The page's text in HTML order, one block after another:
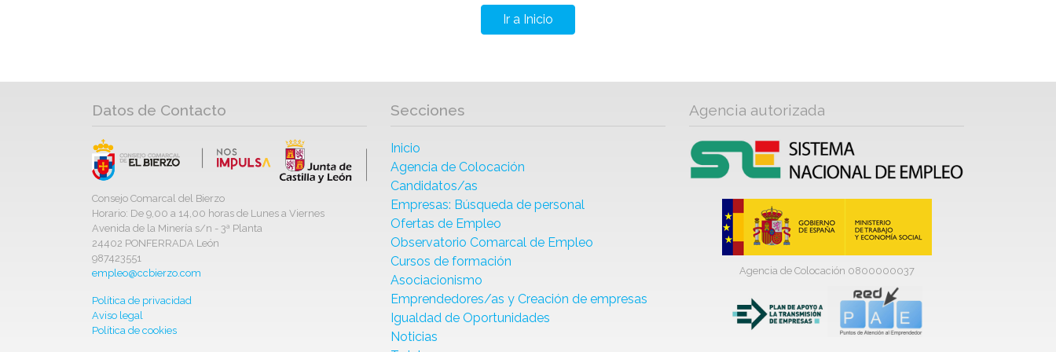
Ir a Inicio
Datos de Contacto
Consejo Comarcal del Bierzo
Horario: De 9,00 a 14,00 horas de Lunes a Viernes
Avenida de la Minería s/n - 3ª Planta
24402 PONFERRADA León
987423551
empleo@ccbierzo.com
Política de privacidad
Aviso legal
Política de cookies
Secciones
Inicio
Agencia de Colocación
Candidatos/as
Empresas: Búsqueda de personal
Ofertas de Empleo
Observatorio Comarcal de Empleo
Cursos de formación
Asociacionismo
Emprendedores/as y Creación de empresas
Igualdad de Oportunidades
Noticias
Agencia autorizada
Agencia de Colocación 0800000037